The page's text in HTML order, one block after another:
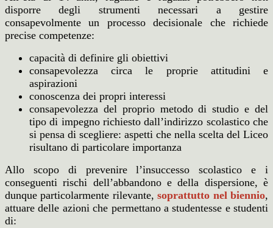
disporre degli strumenti necessari a gestire
consapevolmente un processo decisionale che richiede
precise competenze:
capacità di definire gli obiettivi
consapevolezza circa le proprie attitudini e
aspirazioni
conoscenza dei propri interessi
consapevolezza del proprio metodo di studio e del
tipo di impegno richiesto dall’indirizzo scolastico che
si pensa di scegliere: aspetti che nella scelta del Liceo
risultano di particolare importanza
Allo scopo di prevenire l’insuccesso scolastico e i
conseguenti rischi dell’abbandono e della dispersione, è
dunque particolarmente rilevante,soprattutto nel biennio,
attuare delle azioni che permettano a studentesse e studenti
di: